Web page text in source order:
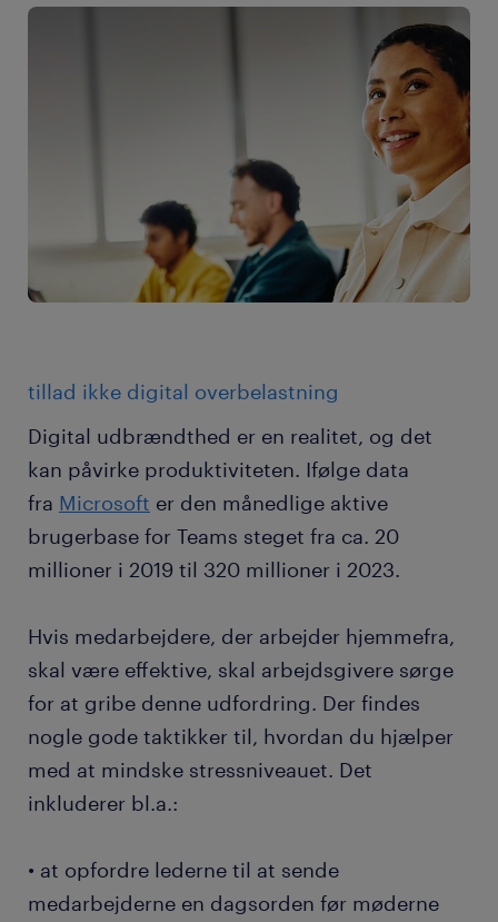
tillad ikke digital overbelastning
Digital udbrændthed er en realitet, og det
kan påvirke produktiviteten. Ifølge data
fra Microsoft er den månedlige aktive
brugerbase for Teams steget fra ca. 20
millioner i 2019 til 320 millioner i 2023.
Hvis medarbejdere, der arbejder hjemmefra,
skal være effektive, skal arbejdsgivere sørge
for at gribe denne udfordring. Der findes
nogle gode taktikker til, hvordan du hjælper
med at mindske stressniveauet. Det
inkluderer bl.a.:
• at opfordre lederne til at sende
medarbejderne en dagsorden før møderne